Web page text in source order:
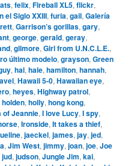
,felix,Fireball XL5,flickr,
el Siglo XXIII,furia,gail,Galería
,Garrison’s gorillas,gary,
,george,gerald,geray,
,gilmore,Girl from U.N.C.L.E.,
último modelo,grayson,Green
,hal,hale,hamilton,hannah,
,Hawaii 5-0,Hawaiian eye,
,heyes,Highway patrol,
holden,holly,hong kong,
of Jeannie,I love Lucy,I spy,
,Ironside,It takes a thief,
,jaeckel,james,jay,jed,
,Jim West,jimmy,joan,joe,Joe
jud,judson,Jungle Jim,kai,